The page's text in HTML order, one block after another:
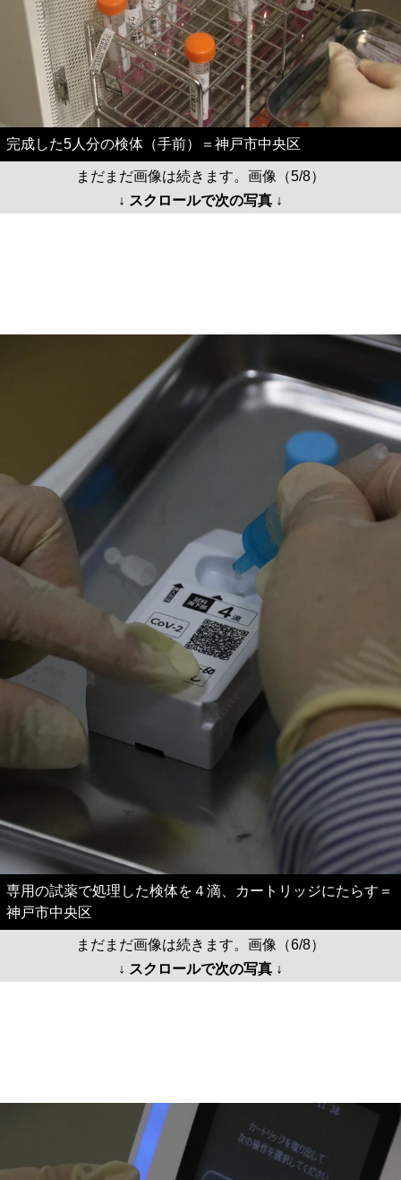
完成した5人分の検体（手前）＝神戸市中央区
まだまだ画像は続きます。画像（5/8）
↓ スクロールで次の写真 ↓
専用の試薬で処理した検体を４滴、カートリッジにたらす＝
神戸市中央区
まだまだ画像は続きます。画像（6/8）
↓ スクロールで次の写真 ↓